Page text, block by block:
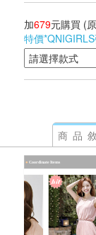
加679元購買 (
特價
商品